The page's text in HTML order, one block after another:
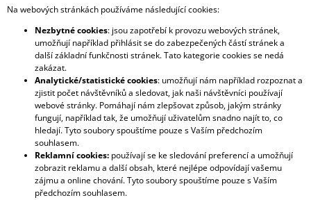
Na webových stránkách používáme následující cookies:
Nezbytné cookies: jsou zapotřebí k provozu webových stránek,
umožňují například přihlásit se do zabezpečených částí stránek a
další základní funkčnosti stránek. Tato kategorie cookies se nedá
zakázat.
Analytické/statistické cookies: umožňují nám například rozpoznat a
zjistit počet návštěvníků a sledovat, jak naši návštěvníci používají
webové stránky. Pomáhají nám zlepšovat způsob, jakým stránky
fungují, například tak, že umožňují uživatelům snadno najít to, co
hledají. Tyto soubory spouštíme pouze s Vaším předchozím
souhlasem.
Reklamní cookies: používají se ke sledování preferencí a umožňují
zobrazit reklamu a další obsah, které nejlépe odpovídají vašemu
zájmu a online chování. Tyto soubory spouštíme pouze s Vaším
předchozím souhlasem.